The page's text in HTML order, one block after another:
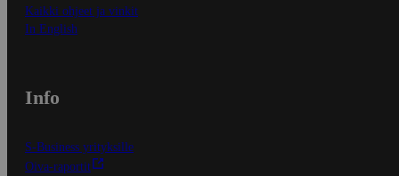
Kaikki ohjeet ja vinkit
In English
Info
S-Business yrityksille
Oiva-raportit